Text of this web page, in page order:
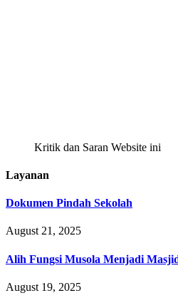
Kritik dan Saran Website ini
Layanan
Dokumen Pindah Sekolah
August 21, 2025
Alih Fungsi Musola Menjadi
August 19, 2025